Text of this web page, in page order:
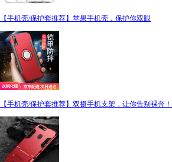
【手机壳/保护套推荐】苹果手机壳，保护你双眼
【手机壳/保护套推荐】双摄手机支架，让你告别裸奔！